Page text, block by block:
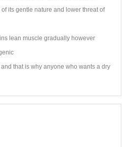
its gentle nature and lower threat of
lean muscle gradually however
that is why anyone who wants a dry